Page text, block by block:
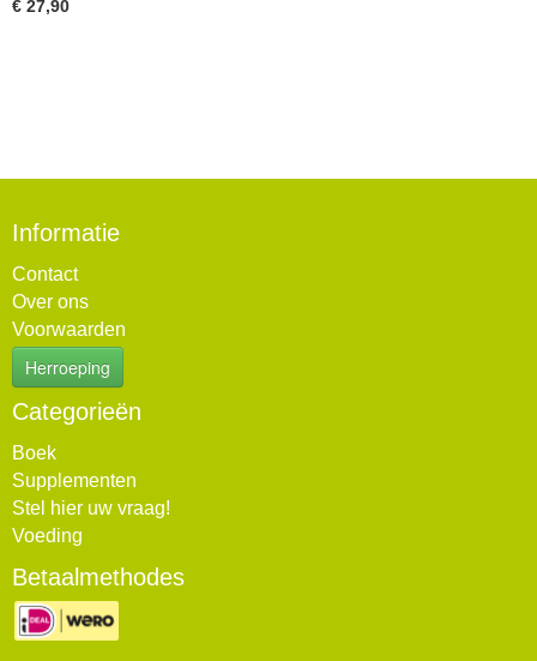
€ 27,90
Informatie
Contact
Over ons
Voorwaarden
Herroeping
Categorieën
Boek
Supplementen
Stel hier uw vraag!
Voeding
Betaalmethodes